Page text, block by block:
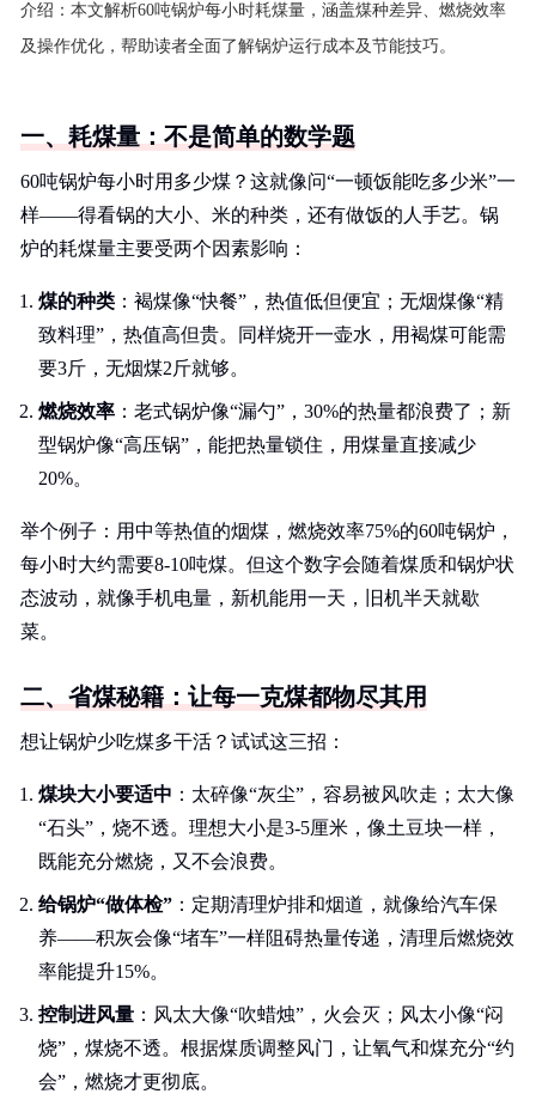
介绍： 本文解析60吨锅炉每小时耗煤量，涵盖煤种差异、燃烧效率
及操作优化，帮助读者全面了解锅炉运行成本及节能技巧。
一、耗煤量：不是简单的数学题
60吨锅炉每小时用多少煤？这就像问“一顿饭能吃多少米”一
样——得看锅的大小、米的种类，还有做饭的人手艺。锅
炉的耗煤量主要受两个因素影响：
煤的种类 ：褐煤像“快餐”，热值低但便宜；无烟煤像“精
致料理”，热值高但贵。同样烧开一壶水，用褐煤可能需
要3斤，无烟煤2斤就够。
燃烧效率 ：老式锅炉像“漏勺”，30%的热量都浪费了；新
型锅炉像“高压锅”，能把热量锁住，用煤量直接减少
20%。
举个例子：用中等热值的烟煤，燃烧效率75%的60吨锅炉，
每小时大约需要8-10吨煤。但这个数字会随着煤质和锅炉状
态波动，就像手机电量，新机能用一天，旧机半天就歇
菜。
二、省煤秘籍：让每一克煤都物尽其用
想让锅炉少吃煤多干活？试试这三招：
煤块大小要适中 ：太碎像“灰尘”，容易被风吹走；太大像
“石头”，烧不透。理想大小是3-5厘米，像土豆块一样，
既能充分燃烧，又不会浪费。
给锅炉“做体检” ：定期清理炉排和烟道，就像给汽车保
养——积灰会像“堵车”一样阻碍热量传递，清理后燃烧效
率能提升15%。
控制进风量 ：风太大像“吹蜡烛”，火会灭；风太小像“闷
烧”，煤烧不透。根据煤质调整风门，让氧气和煤充分“约
会”，燃烧才更彻底。